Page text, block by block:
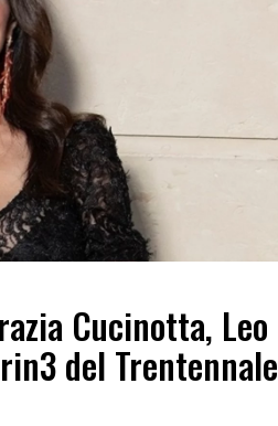
Cucinotta, Leo
del Trentennale